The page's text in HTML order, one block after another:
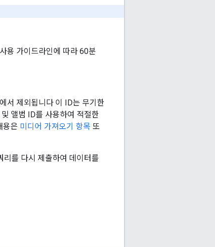
용 가이드라인에 따라 60분
서 제외됩니다 이 ID는 무기한
앨범 ID를 사용하여 적절한
용은 미디어 가져오기 항목 또
를 다시 제출하여 데이터를